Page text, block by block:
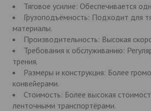
Тяговое усилие: Обеспечивается
Грузоподъёмность: Подходит для
материалы.
Производительность: Высокая
Требования к обслуживанию:
трения.
Размеры и конструкция: Более
конвейерами.
Стоимость: Более высокая
ленточными транспортёрами.